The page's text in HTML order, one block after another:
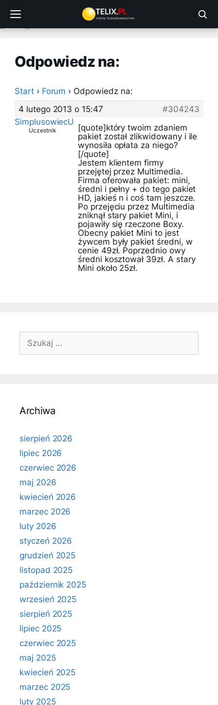
treści
Odpowiedz na:
Start › Forum › Odpowiedz na:
4 lutego 2013 o 15:47
#304243
SimplusowiecU
Uczestnik
[quote]który twoim zdaniem
pakiet został zlikwidowany i ile
wynosiła opłata za niego?
[/quote]
Jestem klientem firmy
przejętej przez Multimedia.
Firma oferowała pakiet: mini,
średni i pełny + do tego pakiet
HD, jakieś n i coś tam jeszcze.
Po przejęciu przez Multimedia
zniknął stary pakiet Mini, i
pojawiły się rzeczone Boxy.
Obecny pakiet Mini to jest
żywcem były pakiet średni, w
cenie 49zł. Poprzednio owy
średni kosztował 39zł. A stary
Mini około 25zł.
Szukaj:
Archiwa
sierpień 2026
lipiec 2026
czerwiec 2026
maj 2026
kwiecień 2026
marzec 2026
luty 2026
styczeń 2026
grudzień 2025
listopad 2025
październik 2025
wrzesień 2025
sierpień 2025
lipiec 2025
czerwiec 2025
maj 2025
kwiecień 2025
marzec 2025
luty 2025